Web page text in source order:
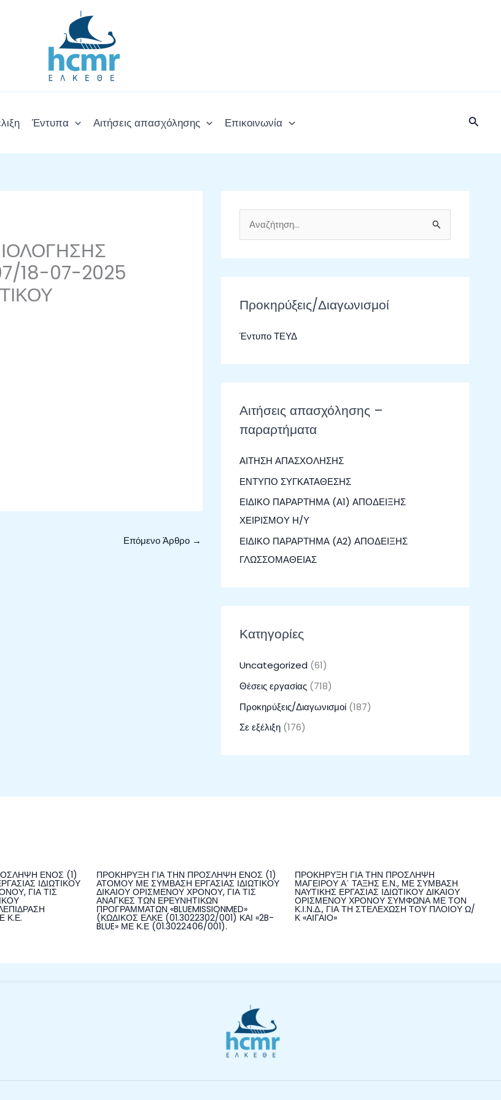
Έντυπα Αιτήσεις απασχόλησης Επικοινωνία
18-07-2025
Επόμενο Άρθρο →
ν
α
ζ
ή
η
ι
α
Προκηρύξεις/Διαγωνισμοί
Έντυπο ΤΕΥΔ
Αιτήσεις απασχόλησης –
παραρτήματα
ΑΙΤΗΣΗ ΑΠΑΣΧΟΛΗΣΗΣ
ΕΝΤΥΠΟ ΣΥΓΚΑΤΑΘΕΣΗΣ
ΕΙΔΙΚΟ ΠΑΡΑΡΤΗΜΑ (Α1) ΑΠΟΔΕΙΞΗΣ
ΧΕΙΡΙΣΜΟΥ Η/Υ
ΕΙΔΙΚΟ ΠΑΡΑΡΤΗΜΑ (Α2) ΑΠΟΔΕΙΞΗΣ
ΓΛΩΣΣΟΜΑΘΕΙΑΣ
Κατηγορίες
Uncategorized (61)
Θέσεις εργασίας (718)
Προκηρύξεις/Διαγωνισμοί (187)
Σε εξέλιξη (176)
ΕΝΟΣ (1)
ΙΔΙΩΤΙΚΟΥ
ΓΙΑ ΤΙΣ
Κ.Ε.
ΠΡΟΚΗΡΥΞΗ ΓΙΑ ΤΗΝ ΠΡΟΣΛΗΨΗ ΕΝΟΣ (1)
ΑΤΟΜΟΥ ΜΕ ΣΥΜΒΑΣΗ ΕΡΓΑΣΙΑΣ ΙΔΙΩΤΙΚΟΥ
ΔΙΚΑΙΟΥ ΟΡΙΣΜΕΝΟΥ ΧΡΟΝΟΥ, ΓΙΑ ΤΙΣ
ΑΝΑΓΚΕΣ ΤΩΝ ΕΡΕΥΝΗΤΙΚΩΝ
ΠΡΟΓΡΑΜΜΑΤΩΝ «BLUEMISSIONMED»
(ΚΩΔΙΚΟΣ ΕΛΚΕ (01.3022302/001) ΚΑΙ «2B-
BLUE» ΜΕ Κ.Ε (01.3022406/001).
ΠΡΟΚΗΡΥΞΗ ΓΙΑ ΤΗΝ ΠΡΟΣΛΗΨΗ
ΜΑΓΕΙΡΟΥ Α΄ ΤΑΞΗΣ Ε.Ν., ΜΕ ΣΥΜΒΑΣΗ
ΝΑΥΤΙΚΗΣ ΕΡΓΑΣΙΑΣ ΙΔΙΩΤΙΚΟΥ ΔΙΚΑΙΟΥ
ΟΡΙΣΜΕΝΟΥ ΧΡΟΝΟΥ ΣΥΜΦΩΝΑ ΜΕ ΤΟΝ
Κ.Ι.Ν.Δ., ΓΙΑ ΤΗ ΣΤΕΛΕΧΩΣΗ ΤΟΥ ΠΛΟΙΟΥ Ω/
Κ «ΑΙΓΑΙΟ»